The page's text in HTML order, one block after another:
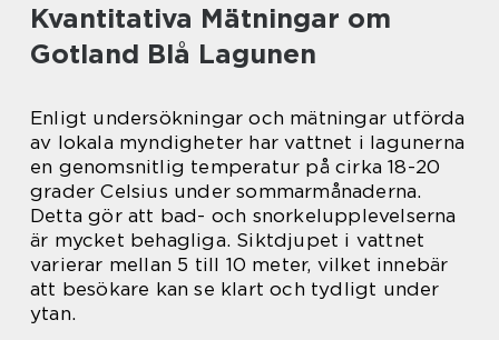
Kvantitativa Mätningar om
Gotland Blå Lagunen
Enligt undersökningar och mätningar utförda
av lokala myndigheter har vattnet i lagunerna
en genomsnitlig temperatur på cirka 18-20
grader Celsius under sommarmånaderna.
Detta gör att bad- och snorkelupplevelserna
är mycket behagliga. Siktdjupet i vattnet
varierar mellan 5 till 10 meter, vilket innebär
att besökare kan se klart och tydligt under
ytan.